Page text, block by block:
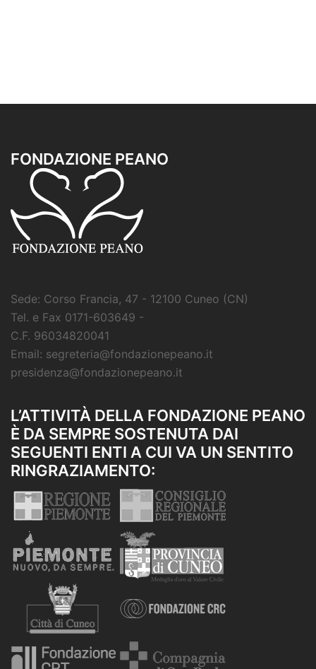
FONDAZIONE PEANO
Sede: Corso Francia, 47 - 12100 Cuneo (CN)
Tel. e Fax 0171-603649 -
C.F. 96034820041
Email: segreteria@fondazionepeano.it
presidenza@fondazionepeano.it
L’ATTIVITÀ DELLA FONDAZIONE PEANO
È DA SEMPRE SOSTENUTA DAI
SEGUENTI ENTI A CUI VA UN SENTITO
RINGRAZIAMENTO: